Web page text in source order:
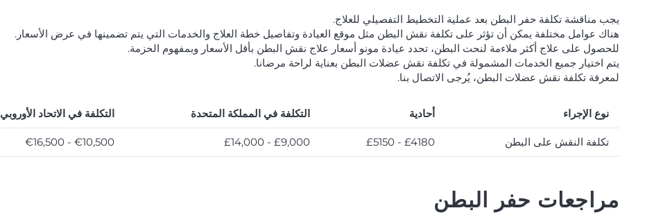
يجب مناقشة تكلفة حفر البطن بعد عملية التخطيط التفصيلي للعلاج.
هناك عوامل مختلفة يمكن أن تؤثر على تكلفة نقش البطن مثل موقع العيادة وتفاصيل خطة العلاج والخدمات التي يتم تضمينها في عرض الأسعار.
للحصول على علاج أكثر ملاءمة لنحت البطن، تحدد عيادة مونو أسعار علاج نقش البطن بأقل الأسعار وبمفهوم الحزمة.
يتم اختيار جميع الخدمات المشمولة في تكلفة نقش عضلات البطن بعناية لراحة مرضانا.
لمعرفة تكلفة نقش عضلات البطن، يُرجى الاتصال بنا.
نوع الإجراء أحادية التكلفة في المملكة المتحدة التكلفة في الاتحاد الأوروبي
تكلفة النقش على البطن £4180 - £5150
£9,000 - £14,000
€10,500 - €16,500
مراجعات حفر البطن